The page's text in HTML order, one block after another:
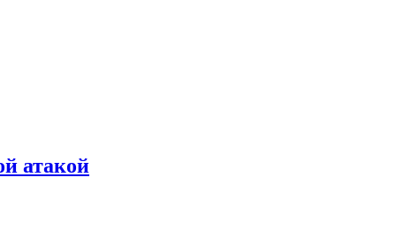
атакой